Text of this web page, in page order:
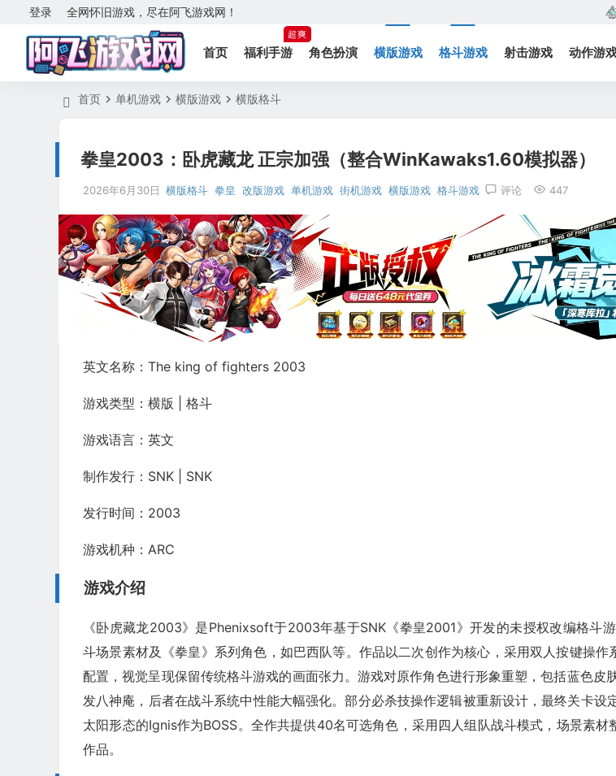
全网怀旧游戏，尽在阿飞游戏网！
登录
首页 福利手游
超爽
角色扮演 横版游戏 格斗游戏 射击游戏 动作游
首页 单机游戏 横版游戏 横版格斗
拳皇2003：卧虎藏龙 正宗加强（整合WinKawaks1.60模拟器）
2026年6月30日 横版格斗 拳皇 改版游戏 单机游戏 街机游戏 横版游戏 格斗游戏 评论 447
英文名称：The king of fighters 2003
游戏类型：横版 | 格斗
游戏语言：英文
制作发行：SNK | SNK
发行时间：2003
游戏机种：ARC
游戏介绍
《卧虎藏龙2003》是Phenixsoft于2003年基于SNK《拳皇2001》开发的未授权改编格斗
斗场景素材及《拳皇》系列角色，如巴西队等。作品以二次创作为核心，采用双人按键操作
配置，视觉呈现保留传统格斗游戏的画面张力。游戏对原作角色进行形象重塑，包括蓝色皮
发八神庵，后者在战斗系统中性能大幅强化。部分必杀技操作逻辑被重新设计，最终关卡设
太阳形态的Ignis作为BOSS。全作共提供40名可选角色，采用四人组队战斗模式，场景素材
作品。